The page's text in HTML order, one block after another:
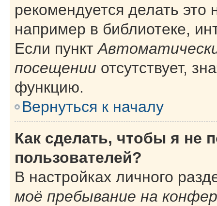
рекомендуется делать
например в библиотеке,
Если пункт
посещении отсутствует,
функцию.
Вернуться к началу
Как сделать, чтобы я не
пользователей?
В настройках личного
моё пребывание на